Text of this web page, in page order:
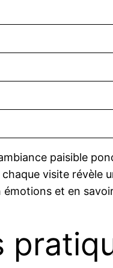
paisible
chaque visite
émotions et en